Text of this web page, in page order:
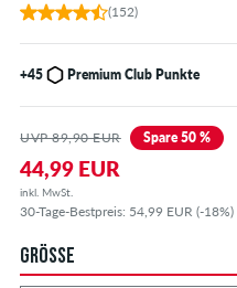
(152)
+45 Premium Club Punkte
UVP 89,90 EUR Spare 50 %
44,99 EUR
inkl. MwSt.
30-Tage-Bestpreis: 54,99 EUR (-18%)
GRÖSSE